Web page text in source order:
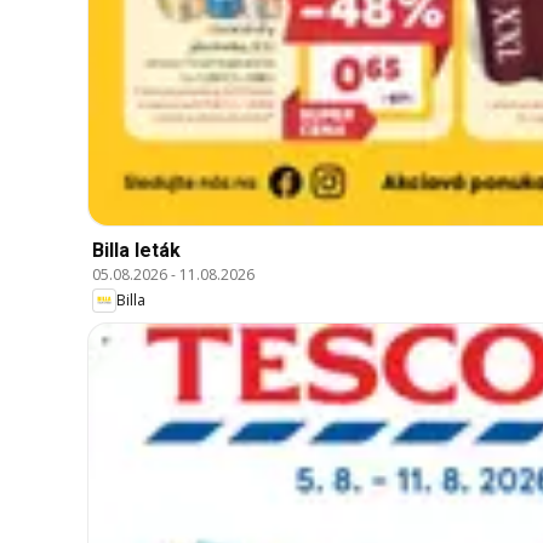
Billa leták
05.08.2026- 11.08.2026
Billa